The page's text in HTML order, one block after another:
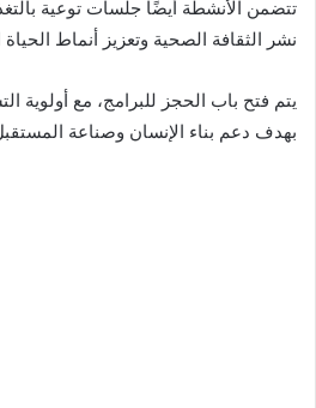
تتضمن الأنشطة أيضًا جلسات توعية
نشر الثقافة الصحية وتعزيز أنماط
يتم فتح باب الحجز للبرامج، مع أولوية
بهدف دعم بناء الإنسان وصناعة